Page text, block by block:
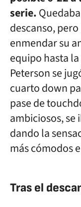
serie.
descanso,
enmendar su
equipo hasta
Peterson se
cuarto down
pase de
ambiciosos, se
dando la
más cómodos
Tras el